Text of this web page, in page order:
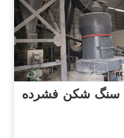
سنگ شکن فشرده